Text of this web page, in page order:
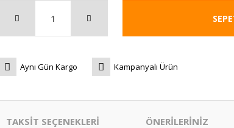
Aynı Gün Kargo Kampanyalı Ürün
TAKSİT SEÇENEKLERİ ÖNERİLERİNİZ